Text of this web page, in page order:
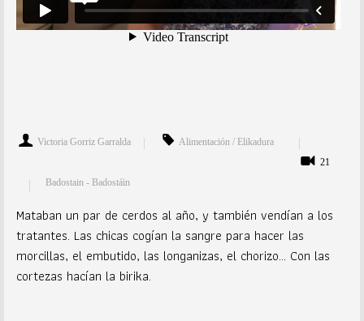
Victoria Gorriz Garralda
Alimentación / Elikadura
21
Badostain - Badostáin
Mataban un par de cerdos al año, y también vendían a los
tratantes. Las chicas cogían la sangre para hacer las
morcillas, el embutido, las longanizas, el chorizo... Con las
cortezas hacían la birika.